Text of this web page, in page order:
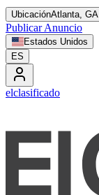
UbicaciónAtlanta, GA
Publicar Anuncio
Estados Unidos
ES
elclasificado